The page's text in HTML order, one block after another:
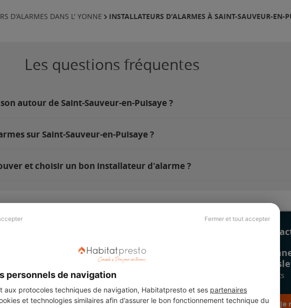
Fermer et tout accepter
personnels de navigation
aux protocoles techniques de navigation, Habitatpresto et ses partenaires
et technologies similaires afin d’assurer le bon fonctionnement technique du
D'ALARMES DANS L' YONNE INSTALLATEURS D'ALARMES À SAINT-SAUVEUR-EN-
Les questions fréquentes
autour de Saint-Sauveur-en-Puisaye ?
sur Saint-Sauveur-en-Puisaye ?
et choisir un bon installateur d'alarme ?
Revue de presse
Légal
Charte cookies
gratuits
Je